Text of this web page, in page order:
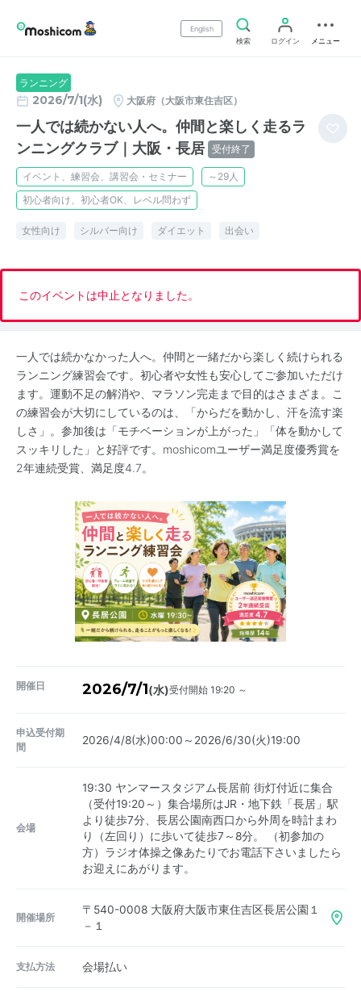
English
検索
ログイン メニュー
ランニング
2026/7/1(水) 大阪府（大阪市東住吉区）
一人では続かない人へ。仲間と楽しく走るラ
ンニングクラブ｜大阪・長居 受付終了
イベント、練習会、講習会・セミナー
～29人
初心者向け、初心者OK、レベル問わず
女性向け シルバー向け ダイエット 出会い
このイベントは中止となりました。
一人では続かなかった人へ。仲間と一緒だから楽しく続けられる
ランニング練習会です。初心者や女性も安心してご参加いただけ
ます。運動不足の解消や、マラソン完走まで目的はさまざま。こ
の練習会が大切にしているのは、「からだを動かし、汗を流す楽
しさ」。参加後は「モチベーションが上がった」「体を動かして
スッキリした」と好評です。moshicomユーザー満足度優秀賞を
2年連続受賞、満足度4.7。
開催日 2026/7/1(水)受付開始 19:20 ～
申込受付期
間
2026/4/8(水)00:00～2026/6/30(火)19:00
会場
19:30 ヤンマースタジアム長居前 街灯付近に集合
（受付19:20～）集合場所はJR・地下鉄「長居」駅
より徒歩7分、長居公園南西口から外周を時計まわ
り（左回り）に歩いて徒歩7～8分。 （初参加の
方）ラジオ体操之像あたりでお電話下さいましたら
お迎えにあがります。
開催場所
〒540-0008 大阪府大阪市東住吉区長居公園１
－１
支払方法 会場払い